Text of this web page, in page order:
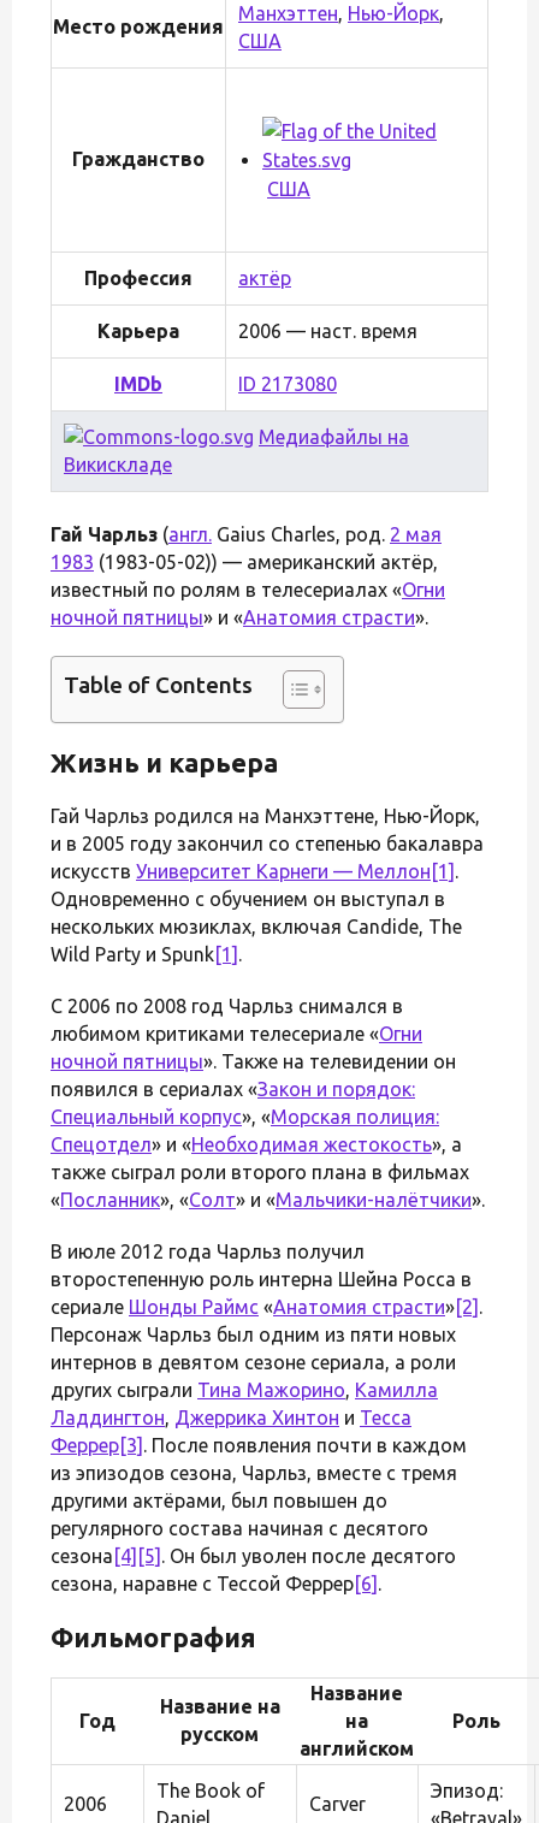
Место рождения
Манхэттен, Нью-Йорк,
США
Гражданство
США
Профессия актёр
Карьера 2006 — наст. время
IMDb ID 2173080
Медиафайлы на
Викискладе
Гай Чарльз (англ. Gaius Charles, род. 2 мая
1983 (1983-05-02)) — американский актёр,
известный по ролям в телесериалах «Огни
ночной пятницы» и «Анатомия страсти».
Table of Contents
Жизнь и карьера
Гай Чарльз родился на Манхэттене, Нью-Йорк,
и в 2005 году закончил со степенью бакалавра
искусств Университет Карнеги — Меллон [1] .
Одновременно с обучением он выступал в
нескольких мюзиклах, включая Candide, The
Wild Party и Spunk[1] .
С 2006 по 2008 год Чарльз снимался в
любимом критиками телесериале «Огни
ночной пятницы». Также на телевидении он
появился в сериалах «Закон и порядок:
Специальный корпус», «Морская полиция:
Спецотдел» и «Необходимая жестокость», а
также сыграл роли второго плана в фильмах
«Посланник», «Солт» и «Мальчики-налётчики».
В июле 2012 года Чарльз получил
второстепенную роль интерна Шейна Росса в
сериале Шонды Раймс «Анатомия страсти»[2] .
Персонаж Чарльз был одним из пяти новых
интернов в девятом сезоне сериала, а роли
других сыграли Тина Мажорино, Камилла
Ладдингтон, Джеррика Хинтон и Тесса
Феррер[3] . После появления почти в каждом
из эпизодов сезона, Чарльз, вместе с тремя
другими актёрами, был повышен до
регулярного состава начиная с десятого
сезона [4] [5] . Он был уволен после десятого
сезона, наравне с Тессой Феррер[6] .
Фильмография
Год
Название на
русском
Название
на
английском
Роль
2006
The Book of
Daniel
Carver
Эпизод:
«Betrayal»